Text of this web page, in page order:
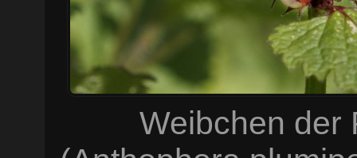
Weibchen der